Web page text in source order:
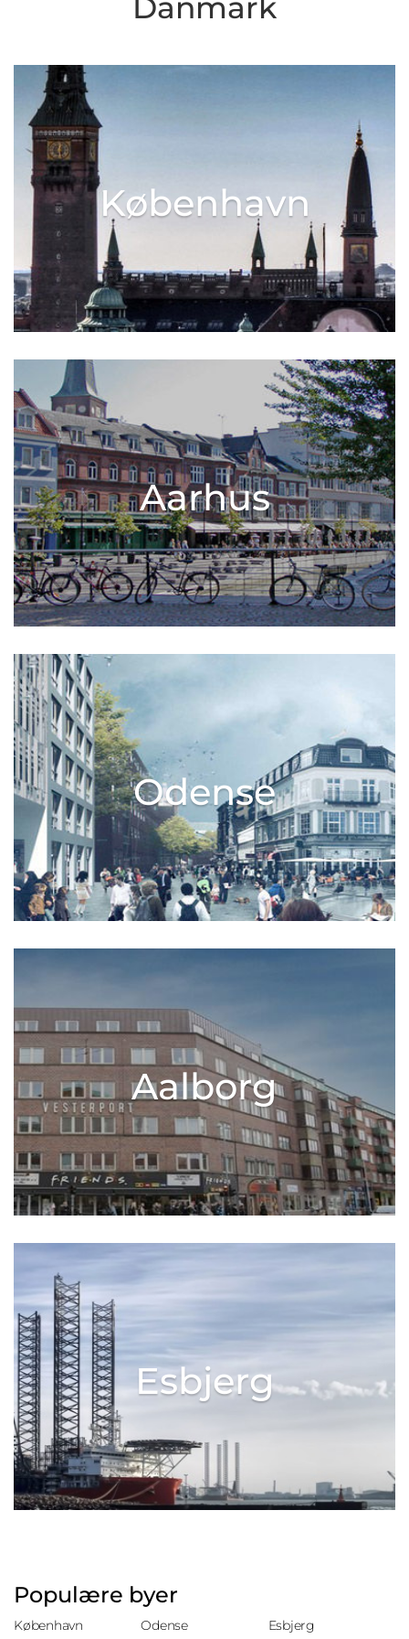
Danmark
København
Aarhus
Odense
Aalborg
Esbjerg
Populære byer
København Odense Esbjerg